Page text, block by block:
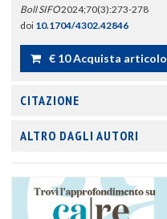
Boll SIFO2024;70(3):273-278
doi 10.1704/4302.42846
€ 10 Acquista articolo
CITAZIONE
ALTRO DAGLI AUTORI